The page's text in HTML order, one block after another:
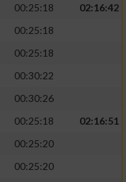
00:25:18
02:16:42
00:25:18
00:25:18
00:30:22
00:30:26
00:25:18
02:16:51
00:25:20
00:25:20